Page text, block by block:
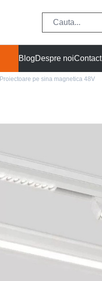
BlogDespre noiContact
Proiectoare pe sina magnetica 48V